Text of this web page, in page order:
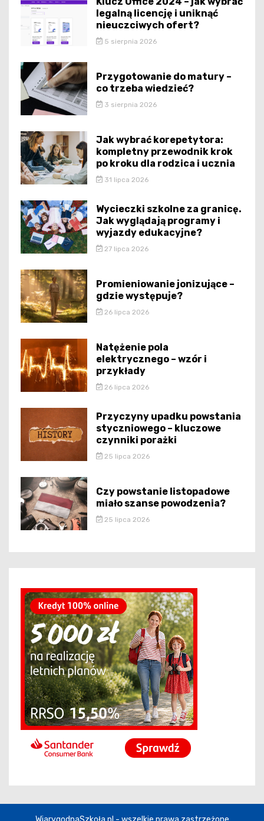
legalną licencję i uniknąć
nieuczciwych ofert?
5 sierpnia 2026
Przygotowanie do matury –
co trzeba wiedzieć?
3 sierpnia 2026
Jak wybrać korepetytora:
kompletny przewodnik krok
po kroku dla rodzica i ucznia
31 lipca 2026
Wycieczki szkolne za granicę.
Jak wyglądają programy i
wyjazdy edukacyjne?
27 lipca 2026
Promieniowanie jonizujące –
gdzie występuje?
26 lipca 2026
Natężenie pola
elektrycznego – wzór i
przykłady
26 lipca 2026
Przyczyny upadku powstania
styczniowego – kluczowe
czynniki porażki
25 lipca 2026
Czy powstanie listopadowe
miało szanse powodzenia?
25 lipca 2026